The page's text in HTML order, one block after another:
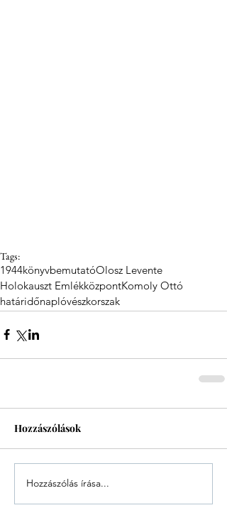
Tags:
1944könyvbemutatóOlosz Levente
Holokauszt EmlékközpontKomoly Ottó
határidőnaplóvészkorszak
Hozzászólások
Hozzászólás írása...